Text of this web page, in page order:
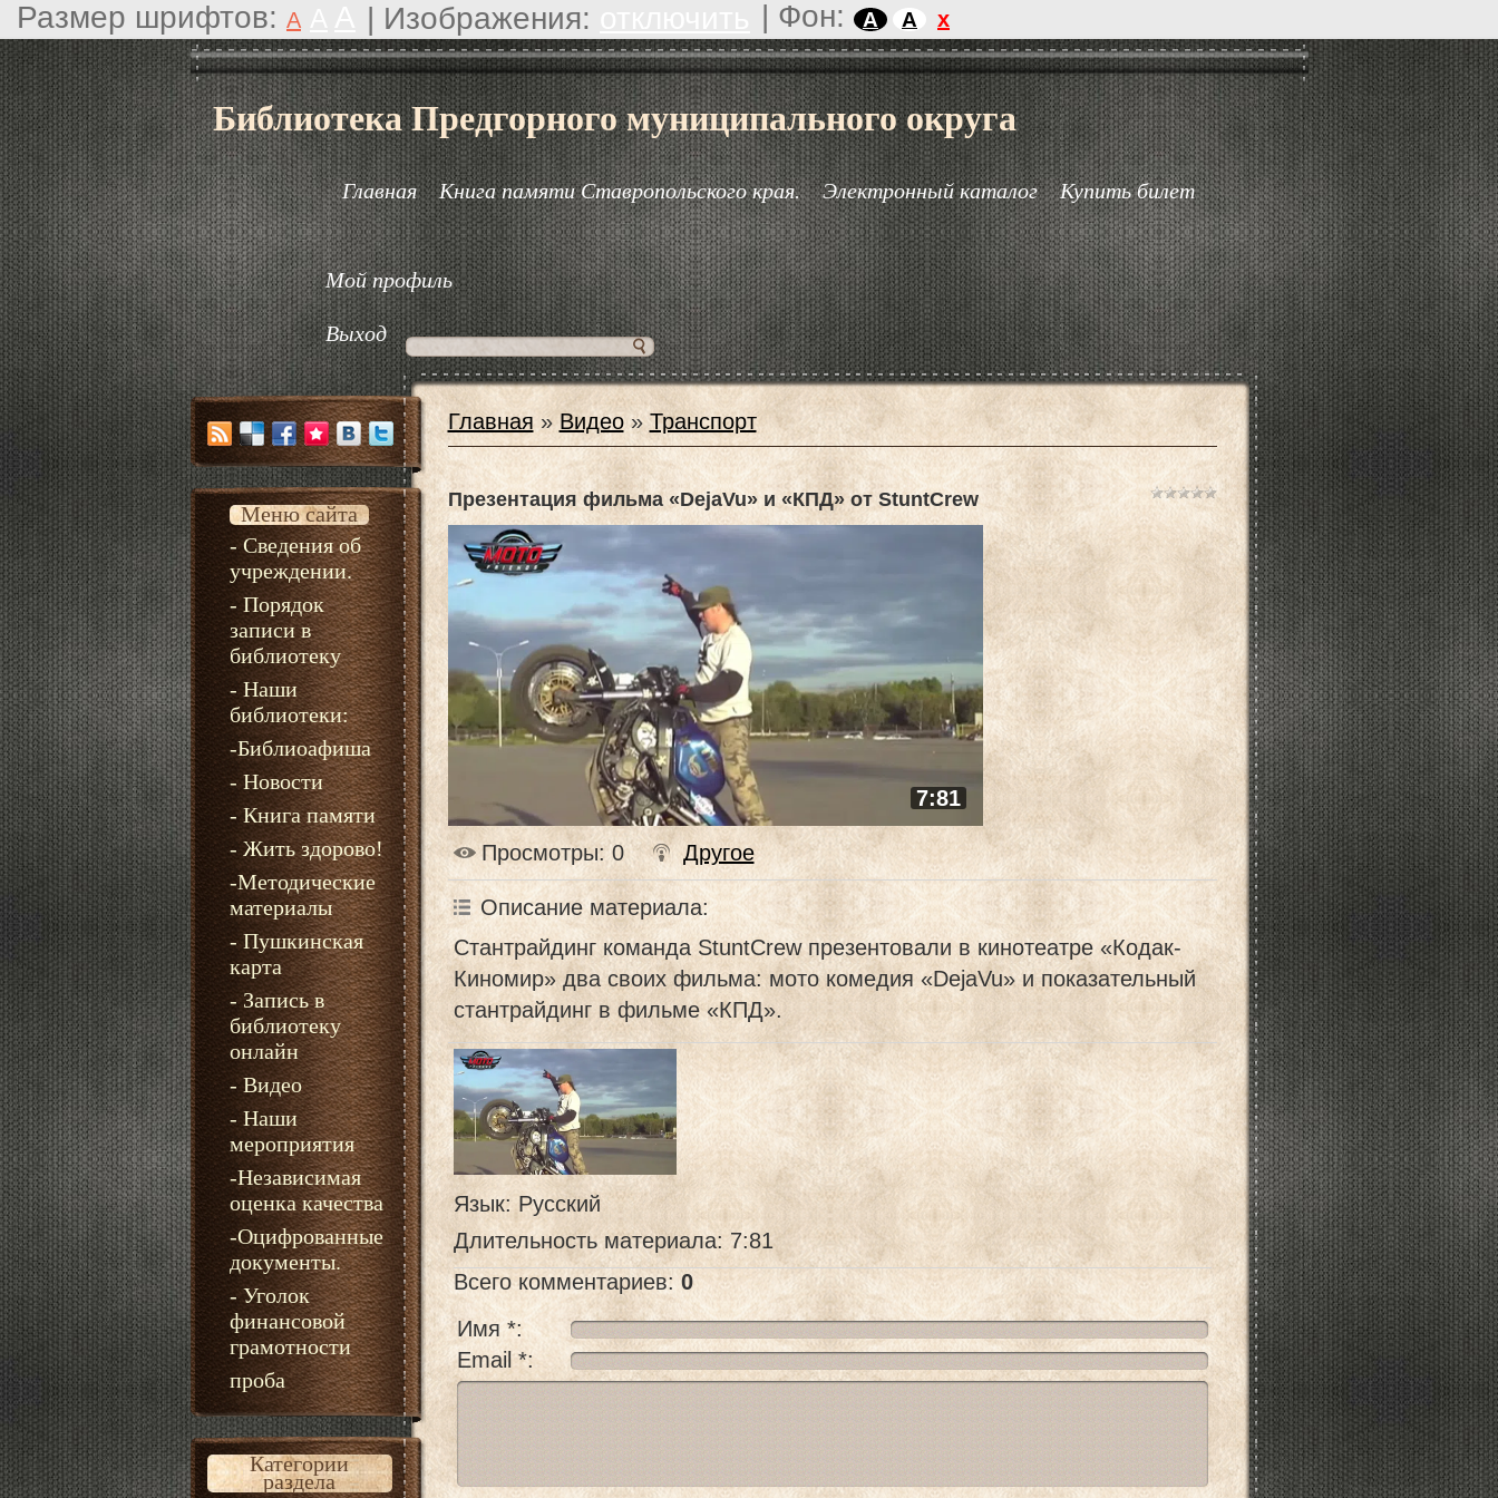
Размер шрифтов: A | Изображения: | Фон: A A x
Библиотека Предгорного муниципального округа
Главная Книга памяти Ставропольского края. Электронный каталог Купить билет
Мой профиль
Выход
Меню сайта
- Сведения об
учреждении.
- Порядок
записи в
библиотеку
- Наши
библиотеки:
-Библиоафиша
- Новости
- Книга памяти
- Жить здорово!
-Методические
материалы
- Пушкинская
карта
- Запись в
библиотеку
онлайн
- Видео
- Наши
мероприятия
-Независимая
оценка качества
-Оцифрованные
документы.
- Уголок
финансовой
грамотности
проба
Категории
раздела
Главная »Видео» Транспорт
Презентация фильма «DejaVu» и «КПД» от StuntCrew
7:81
Просмотры: 0 Другое
Описание материала:
Стантрайдинг команда StuntCrew презентовали в кинотеатре «Кодак-
Киномир» два своих фильма: мото комедия «DejaVu» и показательный
стантрайдинг в фильме «КПД».
Язык: Русский
Длительность материала: 7:81
Всего комментариев: 0
Имя *:
Email *: